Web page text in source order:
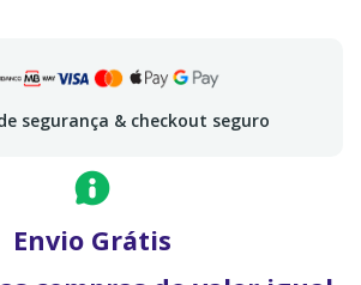
segurança & checkout seguro
Envio Grátis